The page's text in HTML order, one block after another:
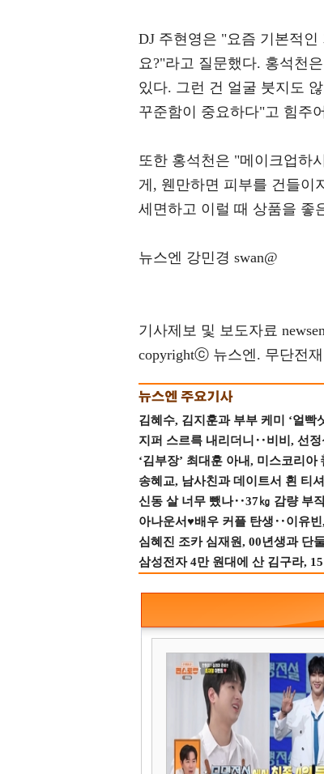
DJ 주현영은 "요즘 기본적
요?"라고 질문했다. 홍석천
있다. 그런 건 얼굴 붓지도
꾸준함이 중요하다"고 힘주
또한 홍석천은 "메이크업하
게, 웬만하면 피부를 건들이
세면하고 이럴 때 상품을 좋
뉴스엔 강민경 swan@
기사제보 및 보도자료
copyrightⓒ 뉴스엔. 무단전
김혜수, 김지훈과 부부 케미 ‘얼빡
지퍼 스르륵 내리더니‥비비, 선
‘김부장’ 최대훈 아내, 미스코리
송혜교, 남사친과 데이트서 흰 티
신동 살 너무 뺐나‥37㎏ 감량 부
아나운서♥배우 커플 탄생‥이유
심혜진 조카 심재원, 00년생과 단
삼성전자 4만 원대에 산 김구라,